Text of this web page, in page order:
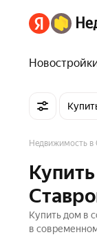
Недвижимость в
Купить дом в
в